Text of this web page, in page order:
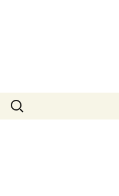
Rechercher :